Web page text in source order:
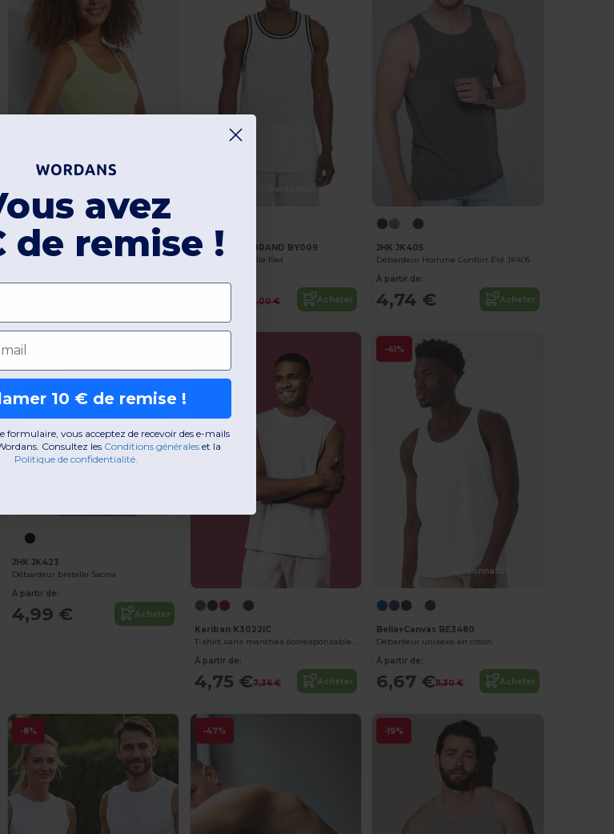
Roly CA6517
CAROLINA T-shirt coupe près du corps avec encolure et emmanchure liserés
Personnalisez-le !
BUILD YOUR BRAND BY009
Débardeur maille filet
11,00 € Acheter
JHK JK405
Débardeur Homme Confort Été JK405
À partir de:
4,74 € Acheter
JHK JK423
Débardeur bretelle Saona
À partir de:
4,99 € Acheter
Kariban K3022IC
T-shirt sans manches écoresponsable homme
À partir de:
4,75 €7,36 € Acheter
-41%
Personnalisez-le !
Bella+Canvas BE3480
Débardeur unisexe en coton
À partir de:
6,67 €11,30 € Acheter
-8% -47% -19%
avez
de remise !
10 € de remise !
formulaire, vous acceptez de recevoir des e-mails
Consultez les Conditions générales et la
Politique de confidentialité